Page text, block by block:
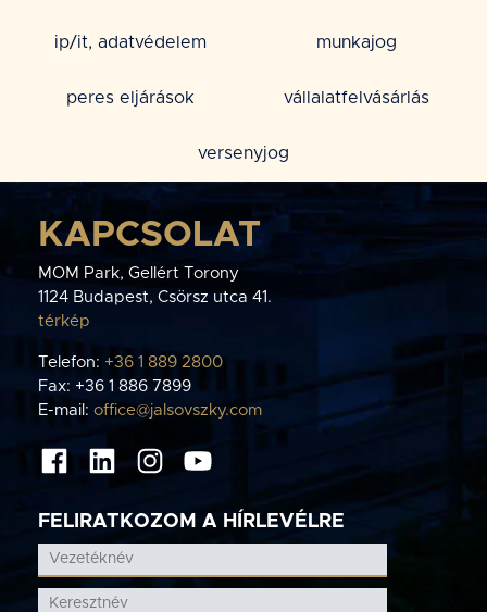
ip/it, adatvédelem munkajog
peres eljárások vállalatfelvásárlás
versenyjog
KAPCSOLAT
MOM Park, Gellért Torony
1124 Budapest, Csörsz utca 41.
térkép
Telefon: +36 1 889 2800
Fax: +36 1 886 7899
E-mail: office@jalsovszky.com
FELIRATKOZOM A HÍRLEVÉLRE